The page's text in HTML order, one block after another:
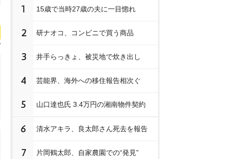
1 15歳で当時27歳の夫に一目惚れ
2 研ナオコ、コンビニで買う商品
3 井手らっきょ、被災地で炊き出し
4 芸能界、海外への移住報告相次ぐ
5 山口達也氏 3.4万円の湘南物件契約
6 清水アキラ、良太郎さん死去を報告
7 片岡鶴太郎、自家農園での“発見”